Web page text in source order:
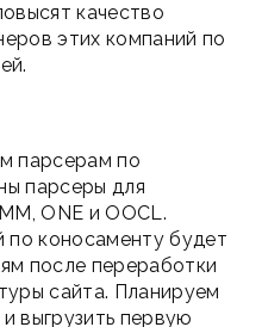
качество
этих компаний по
парсерам по
парсеры для
ONE и OOCL.
по коносаменту будет
после переработки
сайта. Планируем
выгрузить первую